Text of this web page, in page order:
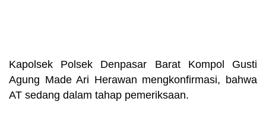
Kapolsek Polsek Denpasar Barat Kompol Gusti
Agung Made Ari Herawan mengkonfirmasi, bahwa
AT sedang dalam tahap pemeriksaan.